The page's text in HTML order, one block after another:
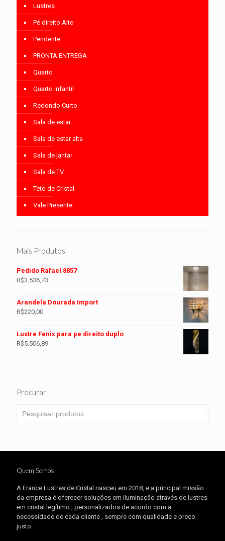
Lustres
Pé direito Alto
Pendente
PRONTA ENTREGA
Quarto
Quarto infantil
Redondo Curto
Sala de estar
Sala de estar alta
Sala de jantar
Sala de TV
Teto de Cristal
Vale Presente
Mais Produtos
Pedido Rafael 8857
R$3.536,73
Arandela Dourada Import
R$220,00
Lustre Fenix para pe direito duplo
R$5.506,89
Procurar
Quem Somos
A Erance Lustres de Cristal nasceu em 2018, e a principal missão
da empresa é oferecer soluções em iluminação através de lustres
em cristal legítimo , personalizados de acordo com a
necessidade de cada cliente , sempre com qualidade e preço
justo.